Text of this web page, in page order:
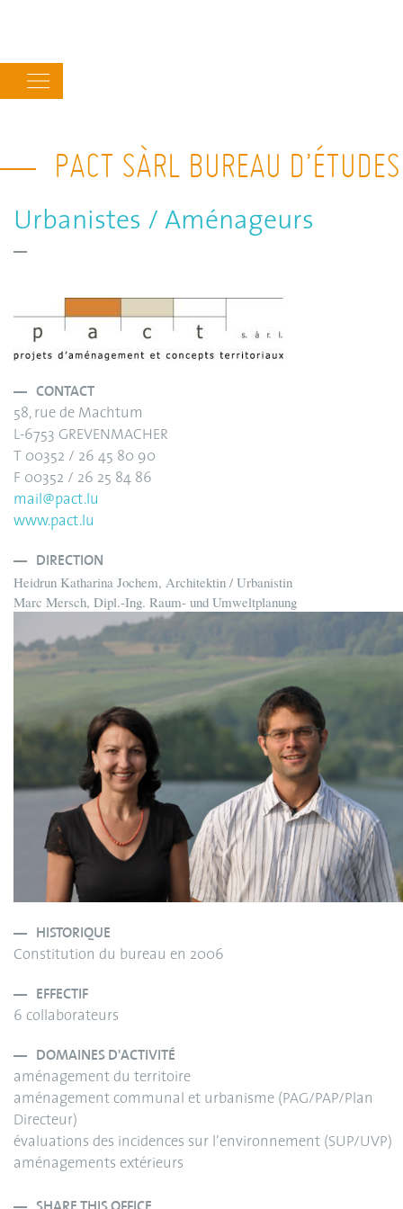
navigation
PACT SÀRL BUREAU
Urbanistes / Aménageurs
CONTACT
58, rue de Machtum
L-6753 GREVENMACHER
T 00352 / 26 45 80 90
F 00352 / 26 25 84 86
mail@pact.lu
www.pact.lu
DIRECTION
Heidrun Katharina Jochem, Architektin / Urbanistin
Marc Mersch, Dipl.-Ing. Raum- und Umweltplanung
HISTORIQUE
Constitution du bureau en 2006
EFFECTIF
6 collaborateurs
DOMAINES D'ACTIVITÉ
aménagement du territoire
aménagement communal et urbanisme (PAG/PAP/Plan
Directeur)
évaluations des incidences sur l’environnement (SUP/UVP)
aménagements extérieurs